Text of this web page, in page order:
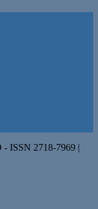
ISSN 2718-7969 |